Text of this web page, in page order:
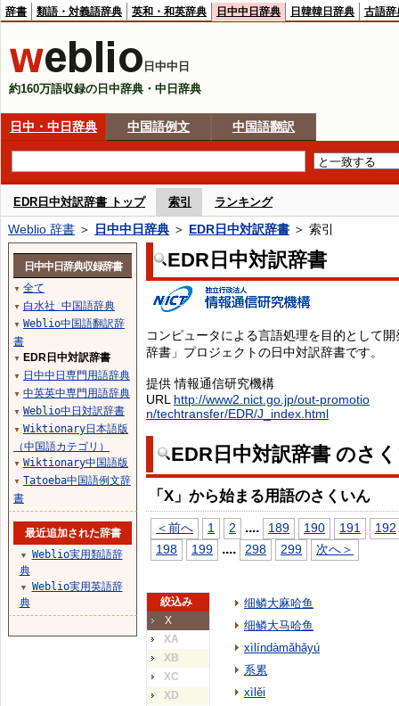
辞書 類語・対義語辞典 英和・和英辞典 日中中日辞典 日韓韓日辞典 古語辞
日中中日
約160万語収録の日中辞典・中日辞典
日中・中日辞典 中国語例文 中国語翻訳
EDR日中対訳辞書 トップ 索引 ランキング
Weblio 辞書 ＞ 日中中日辞典 ＞ EDR日中対訳辞書 ＞ 索引
EDR日中対訳辞書
コンピュータによる言語処理を目的として
辞書」プロジェクトの日中対訳辞書です。
提供 情報通信研究機構
URL http://www2.nict.go.jp/out-promotio
n/techtransfer/EDR/J_index.html
EDR日中対訳辞書 のさ
「X」から始まる用語のさくいん
＜前へ 1 2 .... 189 190 191
192
198
199 .... 298 299 次へ＞
絞込み
X
XA
XB
XC
XD
细鳞大麻哈鱼
细鳞大马哈鱼
xìlíndàmǎhǎyú
系累
xìlěi
日中中日辞典収録辞書
▼ 全て
▼ 白水社 中国語辞典
▼ Weblio中国語翻訳辞
書
▼ EDR日中対訳辞書
▼ 日中中日専門用語辞典
▼ 中英英中専門用語辞典
▼ Weblio中日対訳辞書
▼ Wiktionary日本語版
（中国語カテゴリ）
▼ Wiktionary中国語版
▼ Tatoeba中国語例文辞
書
最近追加された辞書
▼
Weblio実用類語辞
典
▼
Weblio実用英語辞
典